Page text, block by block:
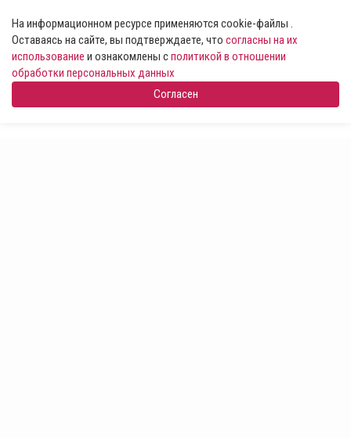
На информационном ресурсе применяются cookie-файлы .
Оставаясь на сайте, вы подтверждаете, что согласны на их
использование и ознакомлены сполитикой в отношении
обработки персональных данных
Согласен